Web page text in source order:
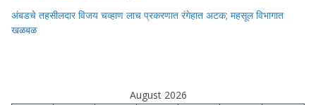
अंबडचे तहसीलदार विजय चव्हाण लाच प्रकरणात रंगेहात अटक; महसूल विभागात
खळबळ
August 2026